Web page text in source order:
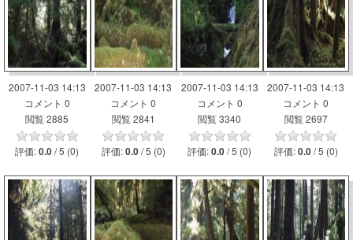
2007-11-03 14:13
コメント 0
閲覧 2885
評価:0.0 / 5 (0)
2007-11-03 14:13
コメント 0
閲覧 2841
評価:0.0 / 5 (0)
2007-11-03 14:13
コメント 0
閲覧 3340
評価:0.0 / 5 (0)
2007-11-03 14:13
コメント 0
閲覧 2697
評価:0.0 / 5 (0)